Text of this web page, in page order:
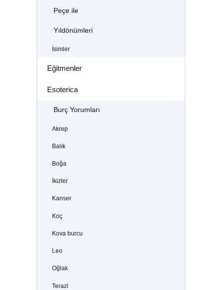
Peçe ile
Yıldönümleri
İsimler
Eğitmenler
Esoterica
Burç Yorumları
Akrep
Balık
Boğa
İkizler
Kanser
Koç
Kova burcu
Leo
Oğlak
Terazi